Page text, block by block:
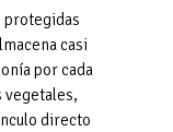
protegidas
casi
por cada
vegetales,
directo